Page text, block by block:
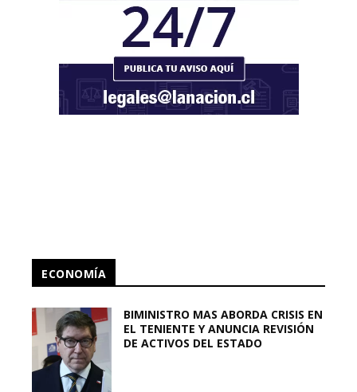
ECONOMÍA
BIMINISTRO MAS ABORDA CRISIS EN
EL TENIENTE Y ANUNCIA REVISIÓN
DE ACTIVOS DEL ESTADO